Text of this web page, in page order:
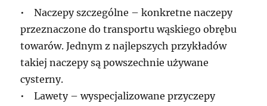
• Naczepy szczególne – konkretne naczepy
przeznaczone do transportu wąskiego obrębu
towarów. Jednym z najlepszych przykładów
takiej naczepy są powszechnie używane
cysterny.
• Lawety – wyspecjalizowane przyczepy